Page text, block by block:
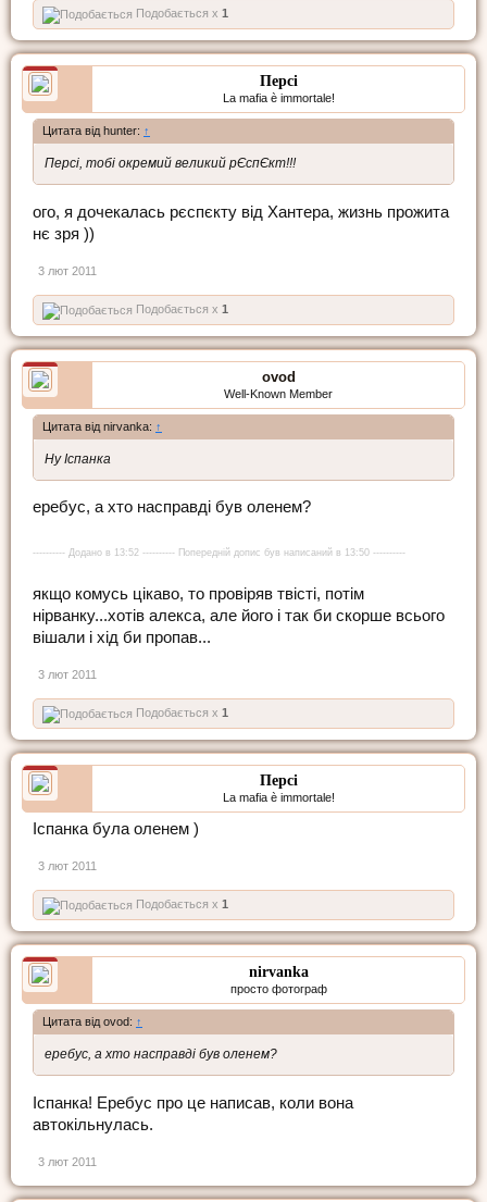
Подобається x 1
Персі
La mafia è immortale!
Цитата від hunter: ↑
Персі, тобі окремий великий рЄспЄкт!!!
ого, я дочекалась рєспєкту від Хантера, жизнь прожита
нє зря ))
3 лют 2011
Подобається x 1
ovod
Well-Known Member
Цитата від nirvanka: ↑
Ну Іспанка
еребус, а хто насправді був оленем?
---------- Додано в 13:52 ---------- Попередній допис був написаний в 13:50 ----------
якщо комусь цікаво, то провіряв твісті, потім
нірванку...хотів алекса, але його і так би скорше всього
вішали і хід би пропав...
3 лют 2011
Подобається x 1
Персі
La mafia è immortale!
Іспанка була оленем )
3 лют 2011
Подобається x 1
nirvanka
просто фотограф
Цитата від ovod: ↑
еребус, а хто насправді був оленем?
Іспанка! Еребус про це написав, коли вона
автокільнулась.
3 лют 2011